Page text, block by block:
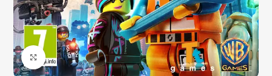
Click to enlarge